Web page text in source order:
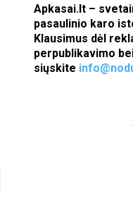
Apkasai.lt –
pasaulinio karo
Klausimus dėl
perpublikavimo
siųskite